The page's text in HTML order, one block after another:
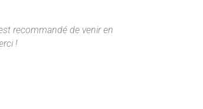
recommandé de venir en
!